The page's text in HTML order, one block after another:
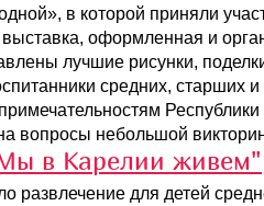
в которой приняли
оформленная и
лучшие рисунки,
средних, старших
вопросы небольшой
в Карелии живем"
развлечение для детей